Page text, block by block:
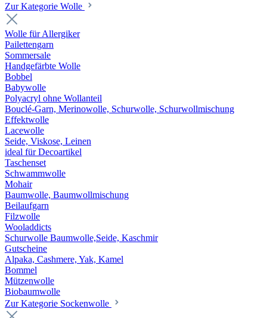
Zur Kategorie Wolle
Wolle für Allergiker
Pailettengarn
Sommersale
Handgefärbte Wolle
Bobbel
Babywolle
Polyacryl ohne Wollanteil
Bouclé-Garn, Merinowolle, Schurwolle, Schurwollmischung
Effektwolle
Lacewolle
Seide, Viskose, Leinen
ideal für Decoartikel
Taschenset
Schwammwolle
Mohair
Baumwolle, Baumwollmischung
Beilaufgarn
Filzwolle
Wooladdicts
Schurwolle Baumwolle,Seide, Kaschmir
Gutscheine
Alpaka, Cashmere, Yak, Kamel
Bommel
Mützenwolle
Biobaumwolle
Zur Kategorie Sockenwolle